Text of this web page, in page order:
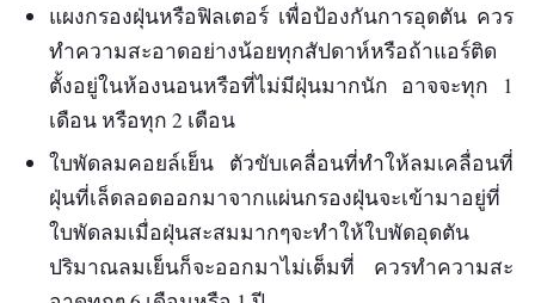
แผงกรองฝุ่นหรือฟิลเตอร์ เพื่อป้องกันการอุดตัน ควร
ทำความสะอาดอย่างน้อยทุกสัปดาห์หรือถ้าแอร์ติด
ตั้งอยู่ในห้องนอนหรือที่ไม่มีฝุ่นมากนัก อาจจะทุก 1
เดือน หรือทุก 2 เดือน
ใบพัดลมคอยล์เย็น ตัวขับเคลื่อนที่ทำให้ลมเคลื่อนที่
ฝุ่นที่เล็ดลอดออกมาจากแผ่นกรองฝุ่นจะเข้ามาอยู่ที่
ใบพัดลมเมื่อฝุ่นสะสมมากๆจะทำให้ใบพัดอุดตัน
ปริมาณลมเย็นก็จะออกมาไม่เต็มที่ ควรทำความสะ